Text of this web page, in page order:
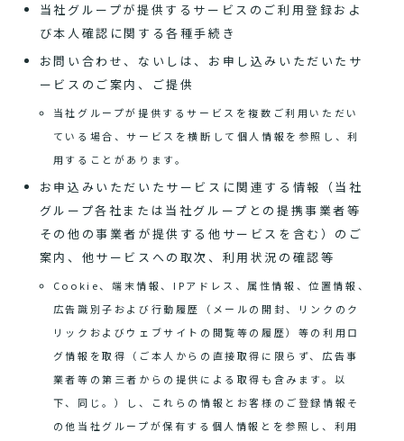
当社グループが提供するサービスのご利用登録およ
び本人確認に関する各種手続き
お問い合わせ、ないしは、お申し込みいただいたサ
ービスのご案内、ご提供
当社グループが提供するサービスを複数ご利用いただい
ている場合、サービスを横断して個人情報を参照し、利
用することがあります。
お申込みいただいたサービスに関連する情報（当社
グループ各社または当社グループとの提携事業者等
その他の事業者が提供する他サービスを含む）のご
案内、他サービスへの取次、利用状況の確認等
Cookie、端末情報、IPアドレス、属性情報、位置情報、
広告識別子および行動履歴（メールの開封、リンクのク
リックおよびウェブサイトの閲覧等の履歴）等の利用ロ
グ情報を取得（ご本人からの直接取得に限らず、広告事
業者等の第三者からの提供による取得も含みます。以
下、同じ。）し、これらの情報とお客様のご登録情報そ
の他当社グループが保有する個人情報とを参照し、利用